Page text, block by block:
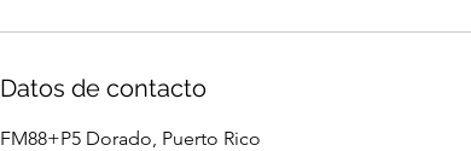
Datos de contacto
FM88+P5 Dorado, Puerto Rico